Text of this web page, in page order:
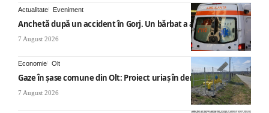
Actualitate Eveniment
Anchetă după un accident în Gorj. Un bărbat a ajuns la spital
7 August 2026
Economie Olt
Gaze în șase comune din Olt: Proiect uriaș în derulare
7 August 2026